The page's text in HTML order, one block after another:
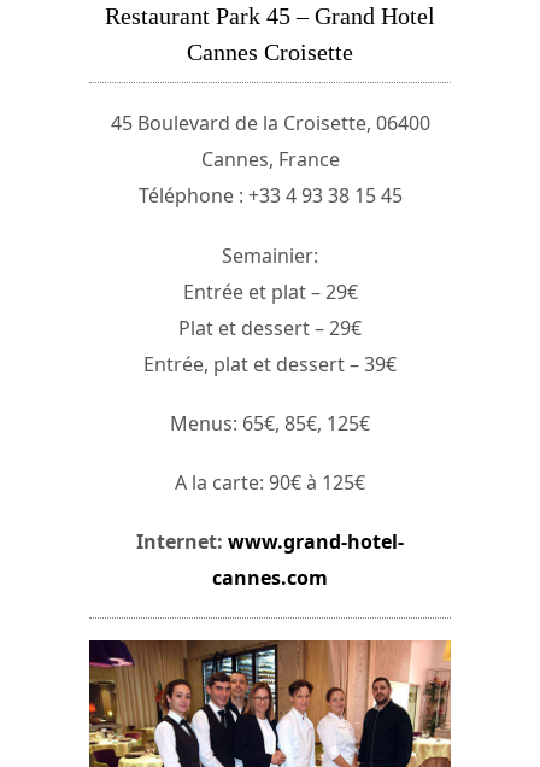
Restaurant Park 45 – Grand Hotel
Cannes Croisette
45 Boulevard de la Croisette, 06400
Cannes, France
Téléphone : +33 4 93 38 15 45
Semainier:
Entrée et plat – 29€
Plat et dessert – 29€
Entrée, plat et dessert – 39€
Menus: 65€, 85€, 125€
A la carte: 90€ à 125€
Internet: www.grand-hotel-
cannes.com